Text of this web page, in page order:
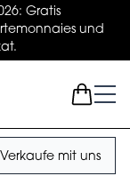
Gratis
und
Verkaufe mit uns